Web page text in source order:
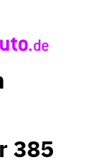
385